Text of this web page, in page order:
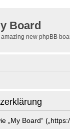
Board
amazing new phpBB
„My Board“